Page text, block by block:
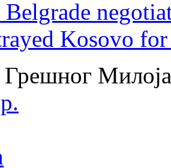
Belgrade
Kosovo
Грешног Милоја